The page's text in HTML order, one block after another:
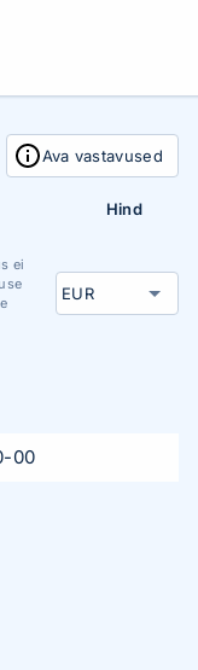
Ava vastavused
Hind
ei
00